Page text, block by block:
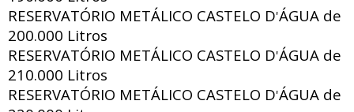
RESERVATÓRIO METÁLICO CASTELO D'ÁGUA de
200.000 Litros
RESERVATÓRIO METÁLICO CASTELO D'ÁGUA de
210.000 Litros
RESERVATÓRIO METÁLICO CASTELO D'ÁGUA de